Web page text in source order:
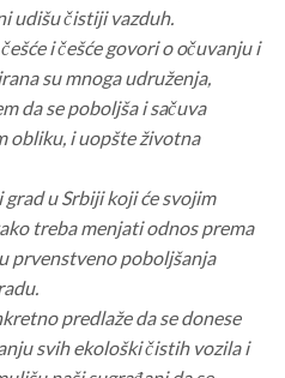
udišu čistiji vazduh.
i češće govori o očuvanju i
su mnoga udruženja,
da se poboljša i sačuva
obliku, i uopšte životna
u Srbiji koji će svojim
treba menjati odnos prema
prvenstveno poboljšanja
predlaže da se donese
svih ekološki čistih vozila i